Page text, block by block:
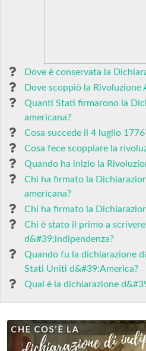
Dove è conservata la
Dove scoppiò la Rivoluzione
Quanti Stati firmarono la
americana?
Cosa succede il 4 luglio
Cosa fece scoppiare la
Quando ha inizio la
Chi ha firmato la
americana?
Chi ha firmato la
Chi è stato il primo a
d&#39;indipendenza?
Quando fu la dichiarazione
Stati Uniti d&#39;America?
Qual è la dichiarazione